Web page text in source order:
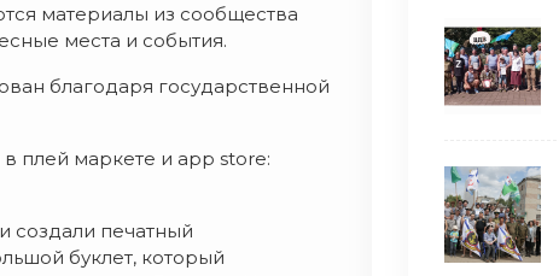
материалы из сообщества
места и события.
благодаря государственной
плей маркете и app store:
создали печатный
буклет, который